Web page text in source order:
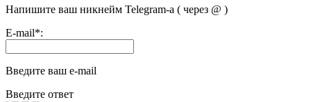
Напишите ваш никнейм Telegram-а ( через @ )
E-mail*:
Введите ваш e-mail
Введите ответ